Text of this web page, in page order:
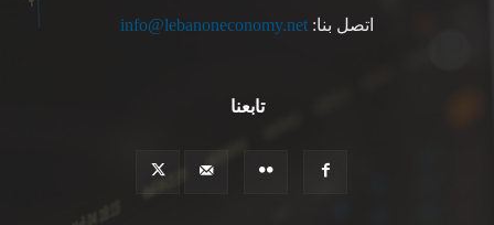
اتصل بنا: info@lebanoneconomy.net
تابعنا